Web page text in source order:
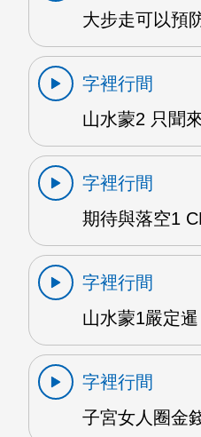
大步走可以預
字裡行間
山水蒙2 只聞
字裡行間
期待與落空1
字裡行間
山水蒙1嚴定
字裡行間
子宮女人圈金